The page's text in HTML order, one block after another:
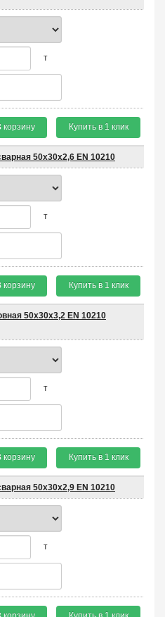
т
корзину Купить в 1 клик
50х30х2,6 EN 10210
т
корзину Купить в 1 клик
50х30х3,2 EN 10210
т
корзину Купить в 1 клик
50х30х2,9 EN 10210
т